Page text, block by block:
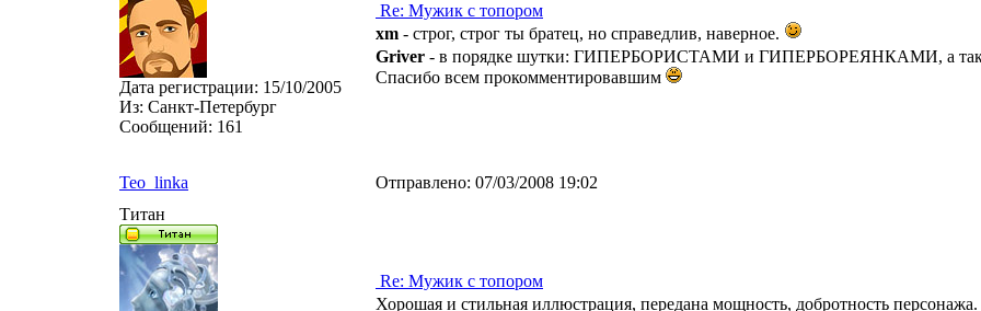
Дата регистрации: 15/10/2005
Из: Санкт-Петербург
Сообщений: 161
Re: Мужик с топором
xm - строг, строг ты братец, но справедлив, наверное.
Griver - в порядке шутки: ГИПЕРБОРИСТАМИ и ГИПЕРБОРЕЯНКАМИ, а
Спасибо всем прокомментировавшим
Teo_linka Отправлено: 07/03/2008 19:02
Титан
Re: Мужик с топором
Хорошая и стильная иллюстрация, передана мощность, добротность